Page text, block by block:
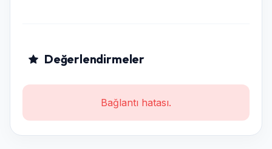
Değerlendirmeler
Bağlantı hatası.